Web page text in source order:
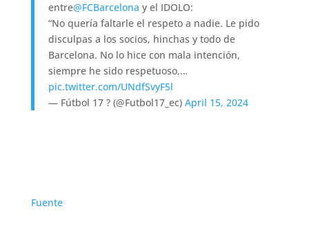
entre@FCBarcelona y el IDOLO:
“No quería faltarle el respeto a nadie. Le pido
disculpas a los socios, hinchas y todo de
Barcelona. No lo hice con mala intención,
siempre he sido respetuoso,…
pic.twitter.com/UNdfSvyF5l
— Fútbol 17 ? (@Futbol17_ec) April 15, 2024
Fuente